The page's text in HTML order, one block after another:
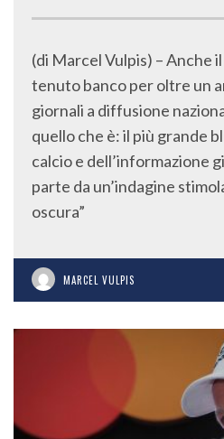
(di Marcel Vulpis) – Anche
tenuto banco per oltre un
giornali a diffusione
quello che è: il più grande
calcio e dell’informazione
parte da un’indagine
oscura”
MARCEL VULPIS